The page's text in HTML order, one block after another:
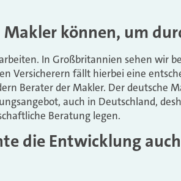
können, um
In Großbritannien sehen wir
Versicherern fällt hierbei eine
Berater der Makler. Der deutsche
auch in Deutschland,
Beratung legen.
die Entwicklung